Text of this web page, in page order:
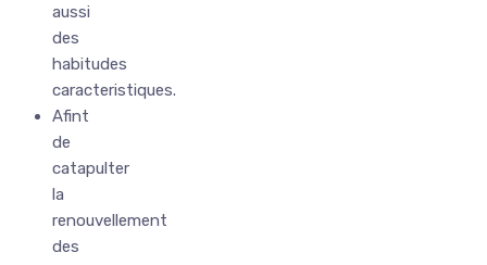
aussi
des
habitudes
caracteristiques.
Afint
de
catapulter
la
renouvellement
des